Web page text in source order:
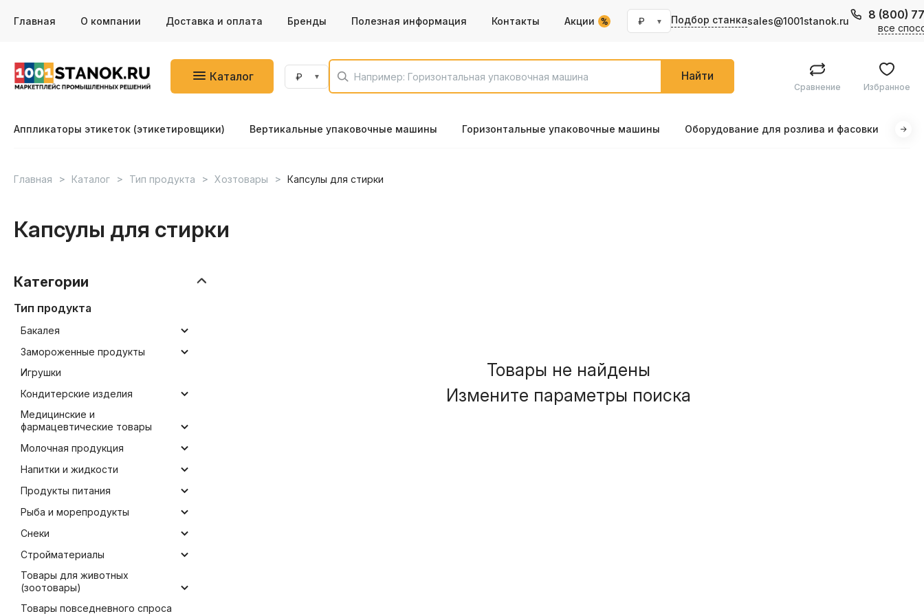
Главная О компании Доставка и оплата Бренды Полезная информация Контакты Акции Подбор станкаsales@1001stanok.ru 8 (800)
все
Каталог Найти
Сравнение Избранное
Аппликаторы этикеток (этикетировщики) Вертикальные упаковочные машины Горизонтальные упаковочные машины Оборудование для розлива и фасовки
Главная Каталог Тип продукта Хозтовары Капсулы для стирки
Капсулы для стирки
Категории
Тип продукта
Бакалея
Замороженные продукты
Игрушки
Кондитерские изделия
Медицинские и
фармацевтические товары
Молочная продукция
Напитки и жидкости
Продукты питания
Рыба и морепродукты
Снеки
Стройматериалы
Товары для животных
(зоотовары)
Товары повседневного спроса
Товары не найдены
Измените параметры поиска